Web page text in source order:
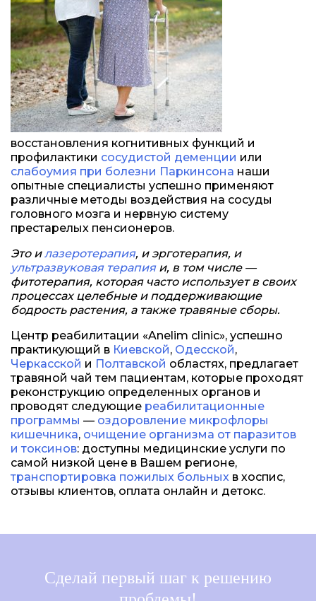
восстановления когнитивных функций и
профилактики сосудистой деменции или
слабоумия при болезни Паркинсона наши
опытные специалисты успешно применяют
различные методы воздействия на сосуды
головного мозга и нервную систему
престарелых пенсионеров.
Это илазеротерапия, и эрготерапия, и
ультразвуковая терапияи, в том числе —
фитотерапия, которая часто использует в своих
процессах целебные и поддерживающие
бодрость растения, а также травяные сборы.
Центр реабилитации «Anelim clinic», успешно
практикующий в Киевской, Одесской,
Черкасской и Полтавской областях, предлагает
травяной чай тем пациентам, которые проходят
реконструкцию определенных органов и
проводят следующие реабилитационные
программы — оздоровление микрофлоры
кишечника, очищение организма от паразитов
и токсинов: доступны медицинские услуги по
самой низкой цене в Вашем регионе,
транспортировка пожилых больных в хоспис,
отзывы клиентов, оплата онлайн и детокс.
Сделай первый шаг к решению